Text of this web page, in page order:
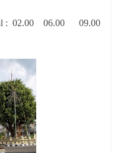
: 02.00 06.00 09.00